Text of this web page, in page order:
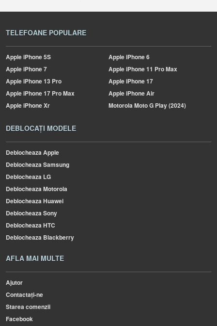
TELEFOANE POPULARE
AppleiPhone 5S AppleiPhone 6
AppleiPhone 7 AppleiPhone 11 Pro Max
AppleiPhone 13 Pro AppleiPhone 17
AppleiPhone 17 Pro Max AppleiPhone Air
AppleiPhone Xr MotorolaMoto G Play (2024)
DEBLOCAȚI MODELE
Deblocheaza Apple
Deblocheaza Samsung
Deblocheaza LG
Deblocheaza Motorola
Deblocheaza Huawei
Deblocheaza Sony
Deblocheaza HTC
Deblocheaza Blackberry
AFLA MAI MULTE
Ajutor
Contactați-ne
Starea comenzii
Facebook